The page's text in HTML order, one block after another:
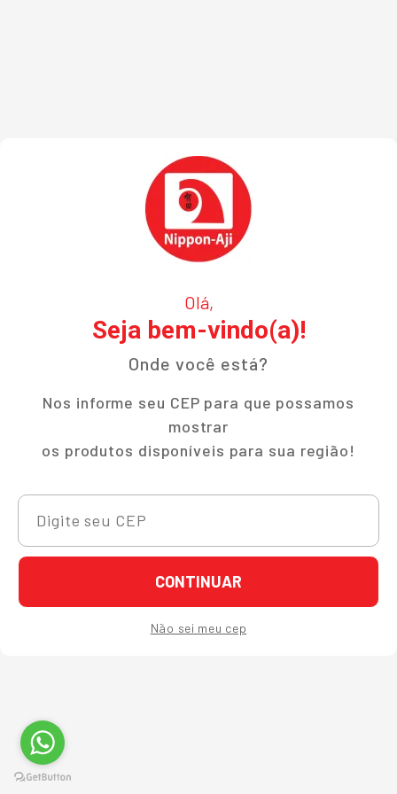
Olá,
Seja bem-vindo(a)!
Onde você está?
Nos informe seu CEP para que possamos
mostrar
os produtos disponíveis para sua região!
CONTINUAR
Não sei meu cep